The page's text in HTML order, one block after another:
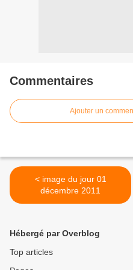
Commentaires
Ajouter un
< image du jour 01
décembre 2011
Hébergé par Overblog
Top articles